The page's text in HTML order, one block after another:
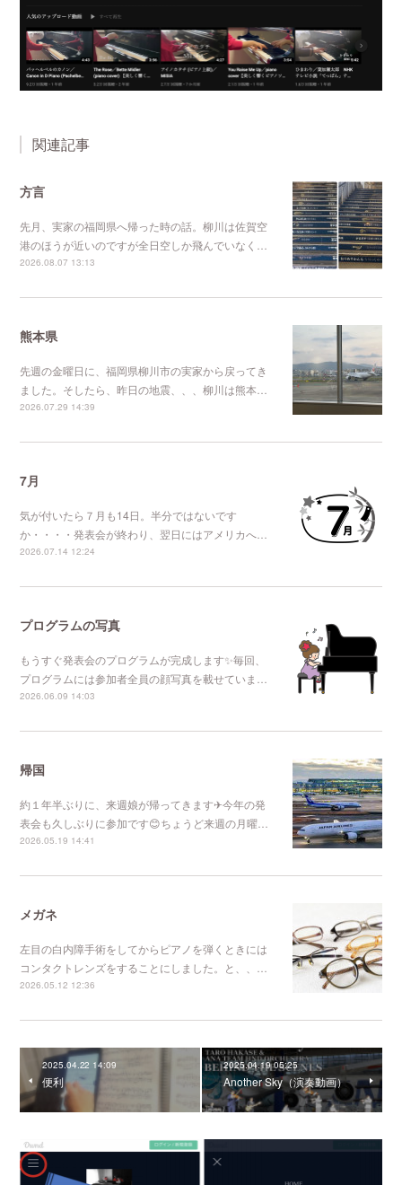
関連記事
方言
先月、実家の福岡県へ帰った時の話。柳川は佐賀空
港のほうが近いのですが全日空しか飛んでいなく…
2026.08.07 13:13
熊本県
先週の金曜日に、福岡県柳川市の実家から戻ってき
ました。そしたら、昨日の地震、、、柳川は熊本…
2026.07.29 14:39
7月
気が付いたら７月も14日。半分ではないです
か・・・・発表会が終わり、翌日にはアメリカへ…
2026.07.14 12:24
プログラムの写真
もうすぐ発表会のプログラムが完成します✨毎回、
プログラムには参加者全員の顔写真を載せていま…
2026.06.09 14:03
帰国
約１年半ぶりに、来週娘が帰ってきます✈今年の発
表会も久しぶりに参加です😊ちょうど来週の月曜…
2026.05.19 14:41
メガネ
左目の白内障手術をしてからピアノを弾くときには
コンタクトレンズをすることにしました。と、、…
2026.05.12 12:36
2025.04.22 14:09
便利
2025.04.19 05:25
Another Sky（演奏動画）